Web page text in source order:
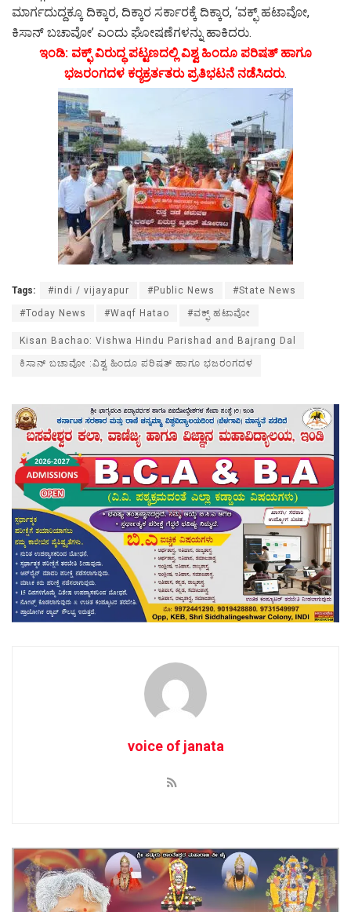
ಮಾರ್ಗದುದ್ದಕ್ಕೂ ದಿಕ್ಕಾರ, ದಿಕ್ಕಾರ ಸರ್ಕಾರಕ್ಕೆ ದಿಕ್ಕಾರ, ‘ವಕ್ಫ್ ಹಟಾವೋ,
ಕಿಸಾನ್ ಬಚಾವೋ’ ಎಂದು ಘೋಷಣೆಗಳನ್ನು ಹಾಕಿದರು.
ಇಂಡಿ: ವಕ್ಫ್ ವಿರುದ್ಧ ಪಟ್ಟಣದಲ್ಲಿ ವಿಶ್ವ ಹಿಂದೂ ಪರಿಷತ್ ಹಾಗೂ
ಭಜರಂಗದಳ ಕರ‍್ಯಕ್ರರ್ತತರು ಪ್ರತಿಭಟನೆ ನಡೆಸಿದರು.
Tags: #indi / vijayapur #Public News #State News
#Today News #Waqf Hatao #ವಕ್ಫ್ ಹಟಾವೋ
Kisan Bachao: Vishwa Hindu Parishad and Bajrang Dal
ಕಿಸಾನ್ ಬಚಾವೋ :ವಿಶ್ವ ಹಿಂದೂ ಪರಿಷತ್ ಹಾಗೂ ಭಜರಂಗದಳ
voice of janata